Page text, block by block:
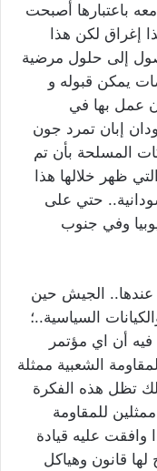
باعتبارها أصبحت
إغراق لكن هذا
إلى حلول مرضية
يمكن قبوله و
عمل بها في
إبان تمرد جون
المسلحة بأن تم
ظهر خلالها هذا
حتي على
وفي جنوب
الجيش حين
السياسية..؛
فيه أن اي مؤتمر
الشعبية ممثلة
تظل هذه الفكرة
للمقاومة
وافقت عليه قيادة
قانون وهياكل